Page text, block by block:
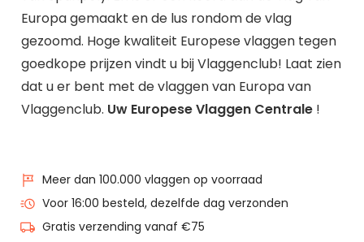
Europa gemaakt en de lus rondom de vlag
gezoomd. Hoge kwaliteit Europese vlaggen tegen
goedkope prijzen vindt u bij Vlaggenclub! Laat zien
dat u er bent met de vlaggen van Europa van
Vlaggenclub. Uw Europese Vlaggen Centrale !
Meer dan 100.000 vlaggen op voorraad
Voor 16:00 besteld, dezelfde dag verzonden
Gratis verzending vanaf €75